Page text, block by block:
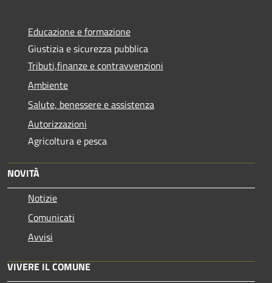
Educazione e formazione
Giustizia e sicurezza pubblica
Tributi,finanze e contravvenzioni
Ambiente
Salute, benessere e assistenza
Autorizzazioni
Agricoltura e pesca
NOVITÀ
Notizie
Comunicati
Avvisi
VIVERE IL COMUNE